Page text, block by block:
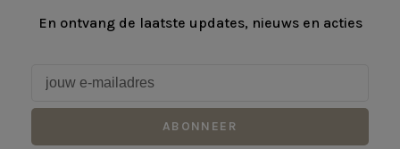
En ontvang de laatste updates, nieuws en acties
ABONNEER